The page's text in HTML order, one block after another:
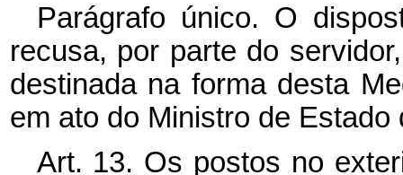
Parágrafo único. O
recusa, por parte do
destinada na forma desta
em ato do Ministro de
Art. 13. Os postos no